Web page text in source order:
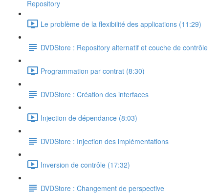
Repository
Le problème de la flexibilité des applications (11:29)
DVDStore : Repository alternatif et couche de contrôle
Programmation par contrat (8:30)
DVDStore : Création des interfaces
Injection de dépendance (8:03)
DVDStore : Injection des implémentations
Inversion de contrôle (17:32)
DVDStore : Changement de perspective